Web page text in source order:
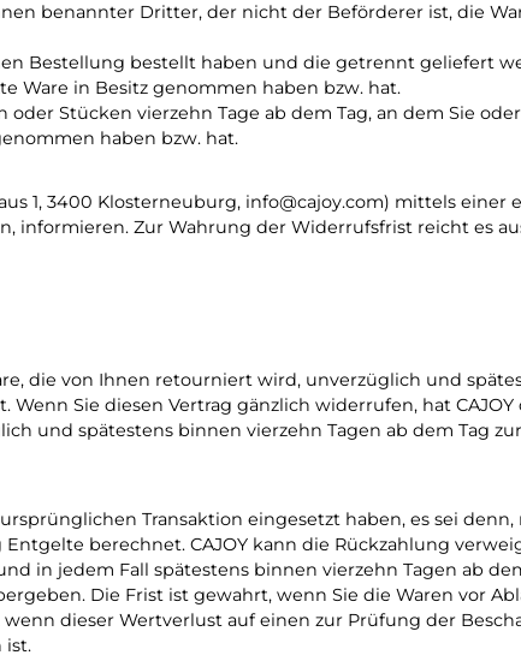
benannter Dritter, der nicht der Beförderer ist, die
Bestellung bestellt haben und die getrennt geliefert
Ware in Besitz genommen haben bzw. hat.
Stücken vierzehn Tage ab dem Tag, an dem Sie
haben bzw. hat.
1, 3400 Klosterneuburg, info@cajoy.com) mittels
informieren. Zur Wahrung der Widerrufsfrist reicht es
die von Ihnen retourniert wird, unverzüglich und
Sie diesen Vertrag gänzlich widerrufen, hat
und spätestens binnen vierzehn Tagen ab dem Tag
Transaktion eingesetzt haben, es sei
berechnet. CAJOY kann die Rückzahlung
jedem Fall spätestens binnen vierzehn Tagen ab
Die Frist ist gewahrt, wenn Sie die Waren vor
dieser Wertverlust auf einen zur Prüfung der
ist.